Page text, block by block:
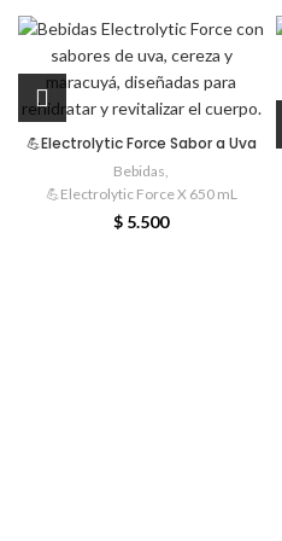
💪Electrolytic Force Sabor a Uva
Bebidas,
💪Electrolytic Force X 650 mL
$ 5.500